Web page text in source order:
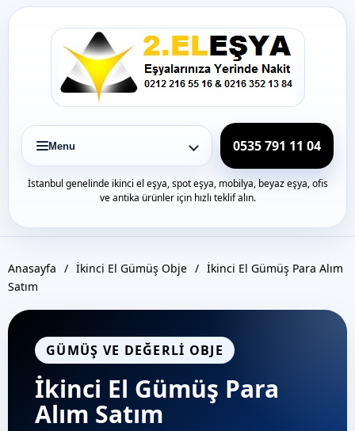
Icerige
Menu 0535 791 11 04
İstanbul genelinde ikinci el eşya, spot eşya, mobilya, beyaz eşya, ofis
ve antika ürünler için hızlı teklif alın.
Anasayfa / İkinci El Gümüş Obje / İkinci El Gümüş Para Alım
Satım
GÜMÜŞ VE DEĞERLI OBJE
İkinci El Gümüş Para
Alım Satım